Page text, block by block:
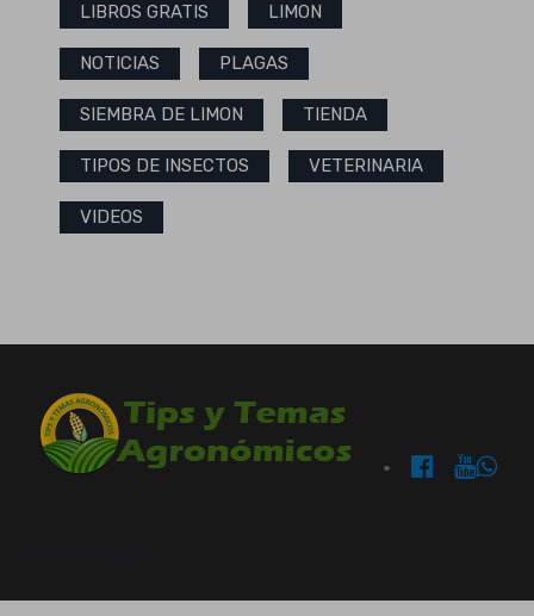
LIBROS GRATIS LIMON
NOTICIAS PLAGAS
SIEMBRA DE LIMON TIENDA
TIPOS DE INSECTOS VETERINARIA
VIDEOS